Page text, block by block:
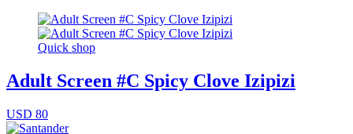
Quick shop
Adult Screen #C Spicy Clove Izipizi
USD 80